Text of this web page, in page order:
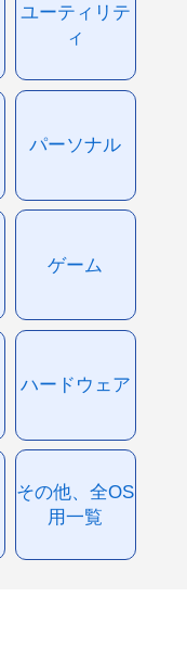
ユーティリテ
ィ
パーソナル
ゲーム
ハードウェア
その他、全OS
用一覧